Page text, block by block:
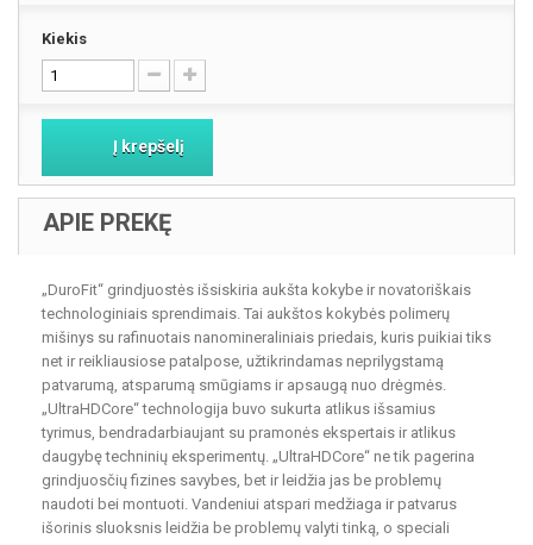
Kiekis
Į krepšelį
APIE PREKĘ
„DuroFit“ grindjuostės išsiskiria aukšta kokybe ir novatoriškais
technologiniais sprendimais. Tai aukštos kokybės polimerų
mišinys su rafinuotais nanomineraliniais priedais, kuris puikiai tiks
net ir reikliausiose patalpose, užtikrindamas neprilygstamą
patvarumą, atsparumą smūgiams ir apsaugą nuo drėgmės.
„UltraHDCore“ technologija buvo sukurta atlikus išsamius
tyrimus, bendradarbiaujant su pramonės ekspertais ir atlikus
daugybę techninių eksperimentų. „UltraHDCore“ ne tik pagerina
grindjuosčių fizines savybes, bet ir leidžia jas be problemų
naudoti bei montuoti. Vandeniui atspari medžiaga ir patvarus
išorinis sluoksnis leidžia be problemų valyti tinką, o speciali